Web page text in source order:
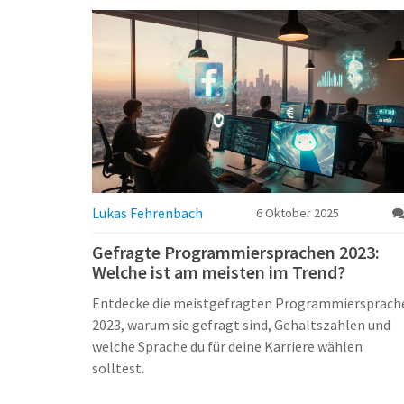
Lukas Fehrenbach 6 Oktober 2025
Gefragte Programmiersprachen 2023:
Welche ist am meisten im Trend?
Entdecke die meistgefragten
2023, warum sie gefragt sind, Gehaltszahlen und
welche Sprache du für deine Karriere wählen
solltest.